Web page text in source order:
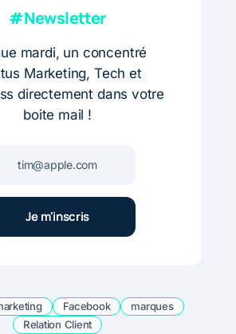
#Newsletter
mardi, un concentré
Marketing, Tech et
directement dans votre
boite mail !
Facebook
marques
Relation Client